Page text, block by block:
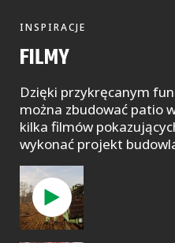
INSPIRACJE
FILMY
Dzięki przykręcanym
można zbudować patio
kilka filmów
wykonać projekt